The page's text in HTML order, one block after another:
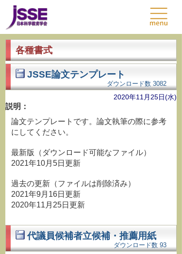
各種書式
JSSE論文テンプレート
ダウンロード数 3082
2020年11月25日(水)
説明：
論文テンプレートです。論文執筆の際に参考
にしてください。
最新版（ダウンロード可能なファイル）
2021年10月5日更新
過去の更新（ファイルは削除済み）
2021年9月16日更新
2020年11月25日更新
代議員候補者立候補・推薦用紙
ダウンロード数 93